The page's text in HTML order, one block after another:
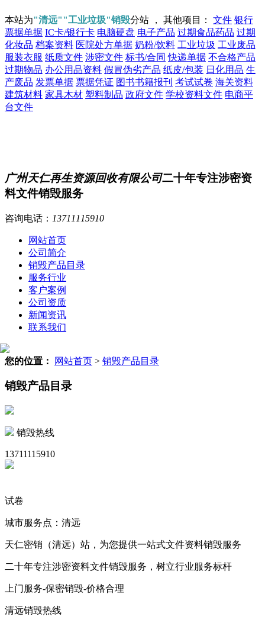
本站为"清远""工业垃圾"销毁分站 ， 其他项目： 文件 银行
票据单据 IC卡/银行卡 电脑硬盘 电子产品 过期食品药品 过期
化妆品 档案资料 医院处方单据 奶粉/饮料 工业垃圾 工业废品
服装衣服 纸质文件 涉密文件 标书/合同 快递单据 不合格产品
过期物品 办公用品资料 假冒伪劣产品 纸皮/包装 日化用品 生
产废品 发票单据 票据凭证 图书书籍报刊 考试试卷 海关资料
建筑材料 家具木材 塑料制品 政府文件 学校资料文件 电商平
台文件
广州天仁再生资源回收有限公司二十年专注涉密资
料文件销毁服务
咨询电话： 13711115910
网站首页
公司简介
销毁产品目录
服务行业
客户案例
公司资质
新闻资讯
联系我们
您的位置： 网站首页 > 销毁产品目录
销毁产品目录
销毁热线
13711115910
试卷
城市服务点：清远
天仁密销（清远）站，为您提供一站式文件资料销毁服务
二十年专注涉密资料文件销毁服务，树立行业服务标杆
上门服务-保密销毁-价格合理
清远销毁热线